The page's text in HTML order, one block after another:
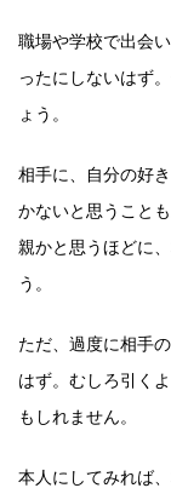
職場や学校で出会
ったにしないはず
ょう。
相手に、自分の好
かないと思うこと
親かと思うほどに
う。
ただ、過度に相手
はず。むしろ引く
もしれません。
本人にしてみれば